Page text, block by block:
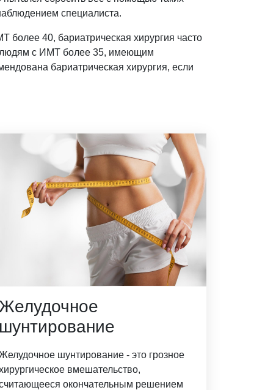
специалиста.
40, бариатрическая хирургия часто
людям с ИМТ более 35, имеющим
бариатрическая хирургия, если
Желудочное
шунтирование
шунтирование - это грозное
вмешательство,
окончательным решением